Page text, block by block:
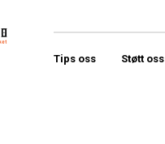
Tips oss Støtt oss